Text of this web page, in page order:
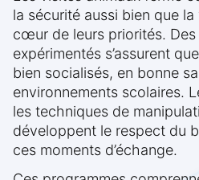
la sécurité aussi bien que
cœur de leurs priorités.
expérimentés s’assurent
bien socialisés, en bonne
environnements scolaires.
les techniques de
développent le respect du
ces moments d’échange.